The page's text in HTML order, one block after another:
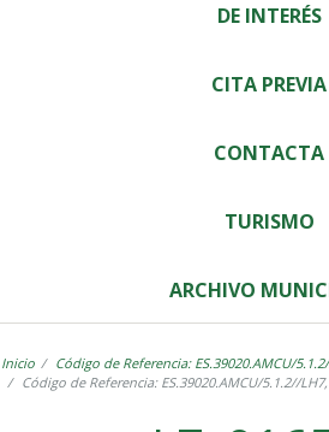
DE INTERÉS
CITA PREVIA
CONTACTA
TURISMO
ARCHIVO
Inicio
Código de Referencia: ES.39020.AMCU/
Código de Referencia: ES.39020.AMCU/5.1.2//